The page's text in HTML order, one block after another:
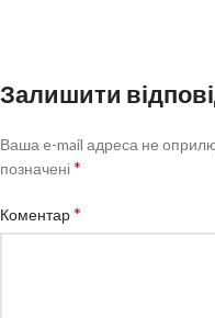
Залишити
Ваша e-mail адреса не
позначені*
Коментар*